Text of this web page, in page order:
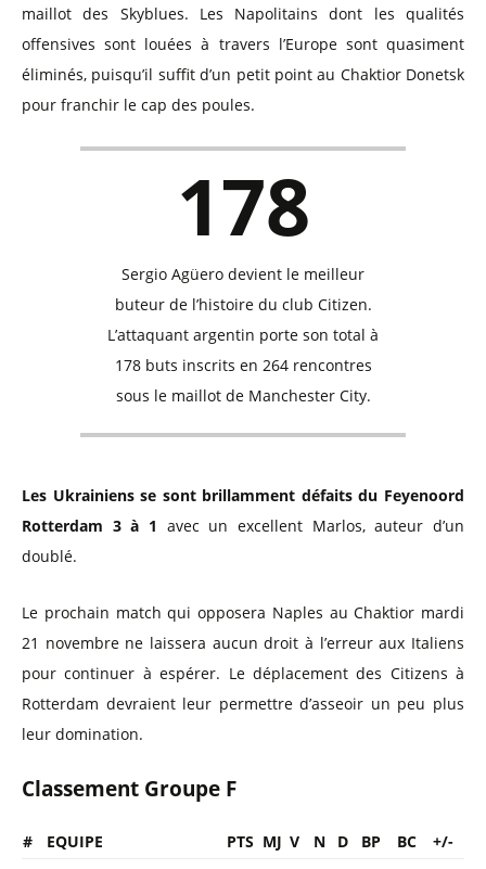
maillot des Skyblues. Les Napolitains dont les qualités
offensives sont louées à travers l’Europe sont quasiment
éliminés, puisqu’il suffit d’un petit point au Chaktior Donetsk
pour franchir le cap des poules.
178
Sergio Agüero devient le meilleur
buteur de l’histoire du club Citizen.
L’attaquant argentin porte son total à
178 buts inscrits en 264 rencontres
sous le maillot de Manchester City.
Les Ukrainiens se sont brillamment défaits du Feyenoord
Rotterdam 3 à 1 avec un excellent Marlos, auteur d’un
doublé.
Le prochain match qui opposera Naples au Chaktior mardi
21 novembre ne laissera aucun droit à l’erreur aux Italiens
pour continuer à espérer. Le déplacement des Citizens à
Rotterdam devraient leur permettre d’asseoir un peu plus
leur domination.
Classement Groupe F
# EQUIPE PTS MJ V N D BP BC
+/-